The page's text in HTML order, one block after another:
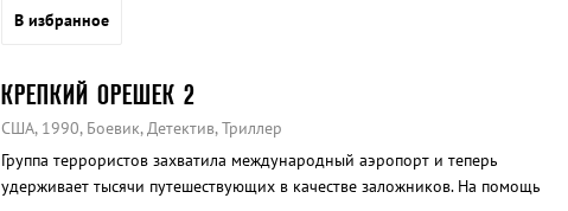
В избранное
КРЕПКИЙ ОРЕШЕК 2
США, 1990, Боевик, Детектив, Триллер
Группа террористов захватила международный аэропорт и теперь
удерживает тысячи путешествующих в качестве заложников. На помощь